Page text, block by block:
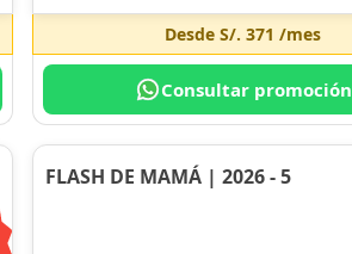
DesdeS/. 371 /mes
Consultar promoción
FLASH DE MAMÁ | 2026 - 5